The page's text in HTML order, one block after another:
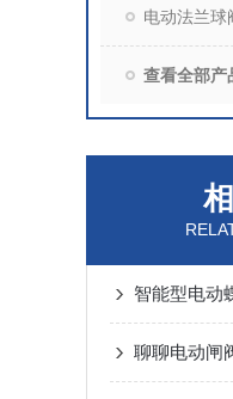
电动法兰球
查看全部产
聊聊电动闸